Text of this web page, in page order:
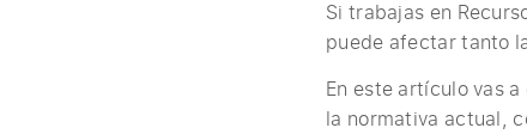
Si trabajas en
puede afectar tanto
En este artículo vas
la normativa actual,